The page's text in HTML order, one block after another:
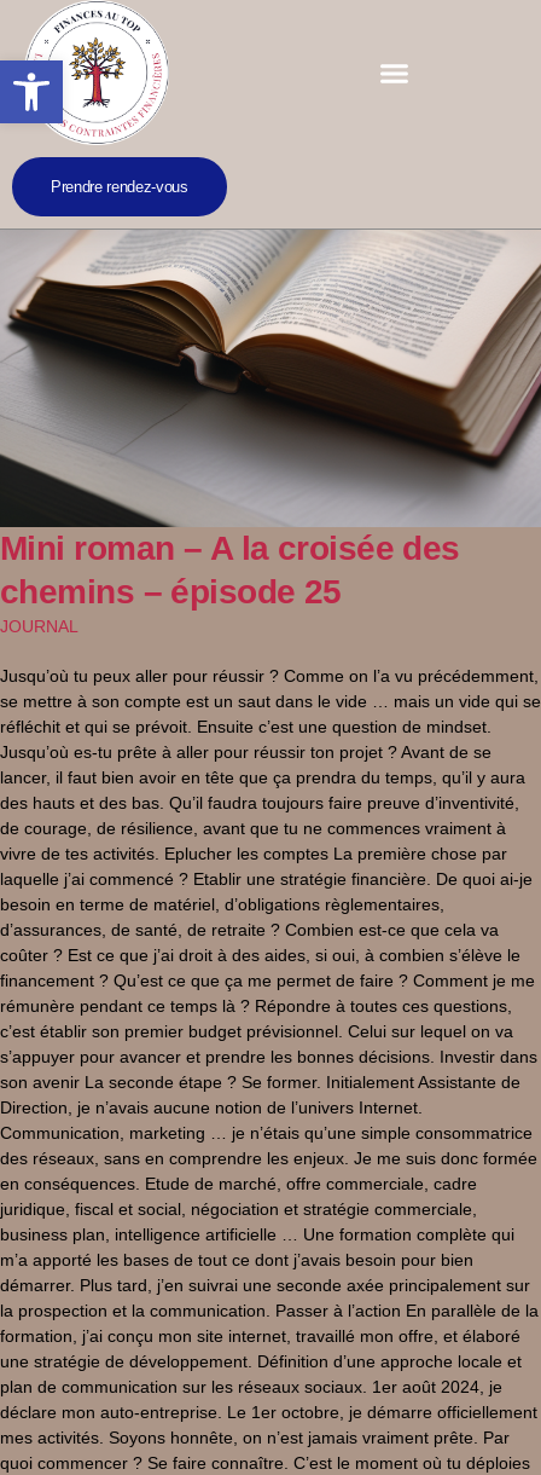
Ouvrir la barre d’outils
Prendre rendez-vous
Mini roman – A la croisée des
chemins – épisode 25
JOURNAL
Jusqu’où tu peux aller pour réussir ? Comme on l’a vu précédemment,
se mettre à son compte est un saut dans le vide … mais un vide qui se
réfléchit et qui se prévoit. Ensuite c’est une question de mindset.
Jusqu’où es-tu prête à aller pour réussir ton projet ? Avant de se
lancer, il faut bien avoir en tête que ça prendra du temps, qu’il y aura
des hauts et des bas. Qu’il faudra toujours faire preuve d’inventivité,
de courage, de résilience, avant que tu ne commences vraiment à
vivre de tes activités. Eplucher les comptes La première chose par
laquelle j’ai commencé ? Etablir une stratégie financière. De quoi ai-je
besoin en terme de matériel, d’obligations règlementaires,
d’assurances, de santé, de retraite ? Combien est-ce que cela va
coûter ? Est ce que j’ai droit à des aides, si oui, à combien s’élève le
financement ? Qu’est ce que ça me permet de faire ? Comment je me
rémunère pendant ce temps là ? Répondre à toutes ces questions,
c’est établir son premier budget prévisionnel. Celui sur lequel on va
s’appuyer pour avancer et prendre les bonnes décisions. Investir dans
son avenir La seconde étape ? Se former. Initialement Assistante de
Direction, je n’avais aucune notion de l’univers Internet.
Communication, marketing … je n’étais qu’une simple consommatrice
des réseaux, sans en comprendre les enjeux. Je me suis donc formée
en conséquences. Etude de marché, offre commerciale, cadre
juridique, fiscal et social, négociation et stratégie commerciale,
business plan, intelligence artificielle … Une formation complète qui
m’a apporté les bases de tout ce dont j’avais besoin pour bien
démarrer. Plus tard, j’en suivrai une seconde axée principalement sur
la prospection et la communication. Passer à l’action En parallèle de la
formation, j’ai conçu mon site internet, travaillé mon offre, et élaboré
une stratégie de développement. Définition d’une approche locale et
plan de communication sur les réseaux sociaux. 1er août 2024, je
déclare mon auto-entreprise. Le 1er octobre, je démarre officiellement
mes activités. Soyons honnête, on n’est jamais vraiment prête. Par
quoi commencer ? Se faire connaître. C’est le moment où tu déploies